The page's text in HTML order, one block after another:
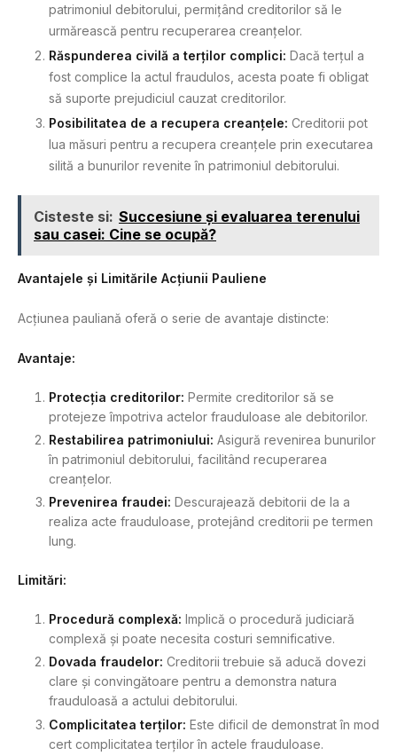
patrimoniul debitorului, permițând creditorilor să le
urmărească pentru recuperarea creanțelor.
Răspunderea civilă a terților complici: Dacă terțul a
fost complice la actul fraudulos, acesta poate fi obligat
să suporte prejudiciul cauzat creditorilor.
Posibilitatea de a recupera creanțele: Creditorii pot
lua măsuri pentru a recupera creanțele prin executarea
silită a bunurilor revenite în patrimoniul debitorului.
Cisteste si: Succesiune și evaluarea terenului
sau casei: Cine se ocupă?
Avantajele și Limitările Acțiunii Pauliene
Acțiunea pauliană oferă o serie de avantaje distincte:
Avantaje:
Protecția creditorilor: Permite creditorilor să se
protejeze împotriva actelor frauduloase ale debitorilor.
Restabilirea patrimoniului: Asigură revenirea bunurilor
în patrimoniul debitorului, facilitând recuperarea
creanțelor.
Prevenirea fraudei: Descurajează debitorii de la a
realiza acte frauduloase, protejând creditorii pe termen
lung.
Limitări:
Procedură complexă: Implică o procedură judiciară
complexă și poate necesita costuri semnificative.
Dovada fraudelor: Creditorii trebuie să aducă dovezi
clare și convingătoare pentru a demonstra natura
frauduloasă a actului debitorului.
Complicitatea terților: Este dificil de demonstrat în mod
cert complicitatea terților în actele frauduloase.